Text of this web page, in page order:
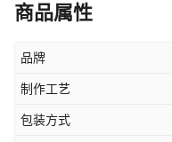
商品属性
品牌
制作工艺
包装方式